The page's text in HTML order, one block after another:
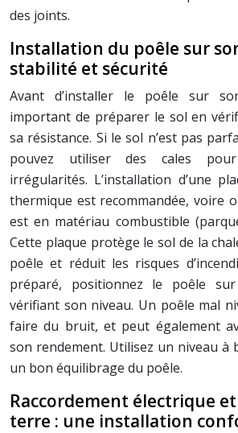
des joints.
Installation du poêle sur
stabilité et sécurité
Avant d’installer le poêle sur
important de préparer le sol en
sa résistance. Si le sol n’est pas
pouvez utiliser des cales
irrégularités. L’installation d’une
thermique est recommandée, voire
est en matériau combustible
Cette plaque protège le sol de la
poêle et réduit les risques
préparé, positionnez le poêle
vérifiant son niveau. Un poêle mal
faire du bruit, et peut également
son rendement. Utilisez un niveau
un bon équilibrage du poêle.
Raccordement électrique
terre : une installation